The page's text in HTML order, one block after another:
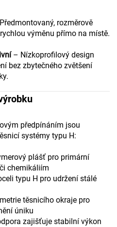
rozměrově
výměnu přímo na místě.
– Nízkoprofilový design
bez zbytečného zvětšení
předpínáním jsou
systémy typu H:
plášť pro primární
chemikáliím
typu H pro udržení stálé
těsnicího okraje pro
úniku
zajišťuje stabilní výkon